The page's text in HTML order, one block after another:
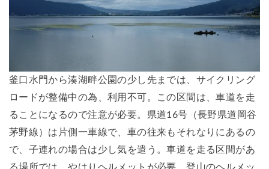
釜口水門から湊湖畔公園の少し先までは、サイクリング
ロードが整備中の為、利用不可。この区間は、車道を走
ることになるので注意が必要。県道16号（長野県道岡谷
茅野線）は片側一車線で、車の往来もそれなりにあるの
で、子連れの場合は少し気を遣う。車道を走る区間があ